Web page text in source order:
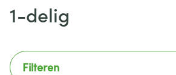
1-delig
Filteren